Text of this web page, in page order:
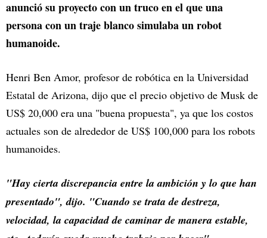
anunció su proyecto con un truco en el que una
persona con un traje blanco simulaba un robot
humanoide.
Henri Ben Amor, profesor de robótica en la Universidad
Estatal de Arizona, dijo que el precio objetivo de Musk de
US$ 20,000 era una "buena propuesta", ya que los costos
actuales son de alrededor de US$ 100,000 para los robots
humanoides.
"Hay cierta discrepancia entre la ambición y lo que han
presentado", dijo. "Cuando se trata de destreza,
velocidad, la capacidad de caminar de manera estable,